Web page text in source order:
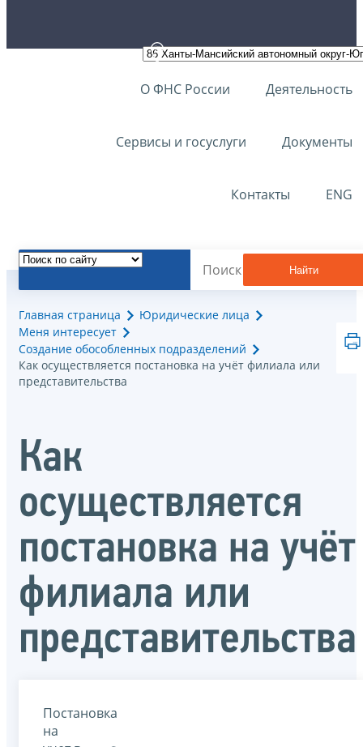
О ФНС России Деятельность
Сервисы и госуслуги Документы
Контакты ENG
Найти
Главная страница
Юридические лица
Меня интересует
Создание обособленных подразделений
Как осуществляется постановка на учёт филиала или
представительства
Как
осуществляется
постановка на учёт
филиала или
представительства
Постановка
на